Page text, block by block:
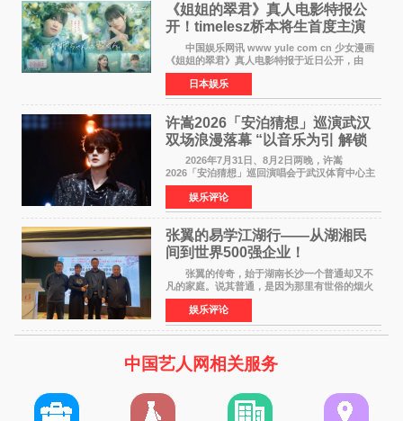
《姐姐的翠君》真人电影特报公
开！timelesz桥本将生首度主演
12月4日上映
中国娱乐网讯 www yule com cn 少女漫画
《姐姐的翠君》真人电影特报于近日公开，由
timelesz成员桥本将生担任主演，这也是他首次
担任电影主演，引发高度关注。 女高中生咲
苗翠（中岛瑠菜
日本娱乐
许嵩2026「安泊猜想」巡演武汉
双场浪漫落幕 “以音乐为引 解锁
江城记忆”
2026年7月31日、8月2日两晚，许嵩
2026「安泊猜想」巡回演唱会于武汉体育中心主
体育场盛大开唱。许嵩与数万歌迷在此相聚，从
浪漫惬意的舞台设计到充满诚意与惊喜的现场互
动，共同开启了一场关于
娱乐评论
张翼的易学江湖行——从湖湘民
间到世界500强企业！
张翼的传奇，始于湖南长沙一个普通却又不
凡的家庭。说其普通，是因为那里有世俗的烟火
气；说其不凡，是因为家中有一位洞悉天地玄机
的长者——他的爷爷。作为当地的风水师，爷爷
是张翼走进易学
娱乐评论
中国艺人网相关服务